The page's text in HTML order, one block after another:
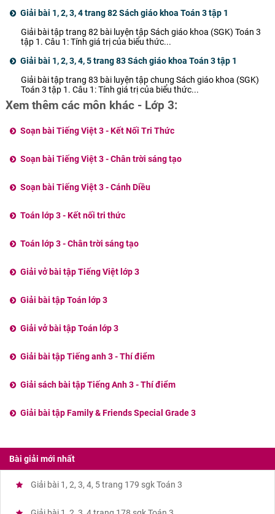
Giải bài 1, 2, 3, 4 trang 82 Sách giáo khoa Toán 3 tập 1
Giải bài tập trang 82 bài luyện tập Sách giáo khoa (SGK) Toán 3
tập 1. Câu 1: Tính giá trị của biểu thức...
Giải bài 1, 2, 3, 4, 5 trang 83 Sách giáo khoa Toán 3 tập 1
Giải bài tập trang 83 bài luyện tập chung Sách giáo khoa (SGK)
Toán 3 tập 1. Câu 1: Tính giá trị của biểu thức...
Xem thêm các môn khác - Lớp 3:
Soạn bài Tiếng Việt 3 - Kết Nối Tri Thức
Soạn bài Tiếng Việt 3 - Chân trời sáng tạo
Soạn bài Tiếng Việt 3 - Cánh Diều
Toán lớp 3 - Kết nối tri thức
Toán lớp 3 - Chân trời sáng tạo
Giải vở bài tập Tiếng Việt lớp 3
Giải bài tập Toán lớp 3
Giải vở bài tập Toán lớp 3
Giải bài tập Tiếng anh 3 - Thí điểm
Giải sách bài tập Tiếng Anh 3 - Thí điểm
Giải bài tập Family & Friends Special Grade 3
Bài giải mới nhất
Giải bài 1, 2, 3, 4, 5 trang 179 sgk Toán 3